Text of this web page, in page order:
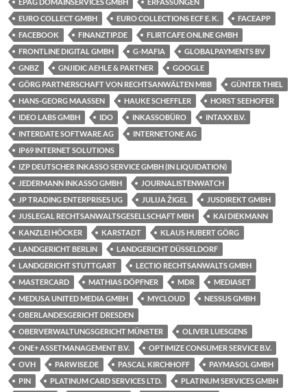
EPAG DOMAINSERVICES GMBH
ERFASSUNGEN
EURO COLLECT GMBH
EURO COLLECTIONS ECF E. K.
FACEAPP
FACEBOOK
FINANZTIP.DE
FLIRTCAFE ONLINE GMBH
FRONTLINE DIGITAL GMBH
G-MAFIA
GLOBALPAYMENTS BV
GNBZ
GNJIDIC AEHLE & PARTNER
GOOGLE
GÖRG PARTNERSCHAFT VON RECHTSANWÄLTEN MBB
GÜNTER THIEL
HANS-GEORG MAASSEN
HAUKE SCHEFFLER
HORST SEEHOFER
IDEO LABS GMBH
IDO INKASSOBÜRO
INTAXX B.V.
INTERDATE SOFTWARE AG
INTERNETONE AG
IP69 INTERNET SOLUTIONS
IZP DEUTSCHER INKASSO SERVICE GMBH (IN LIQUIDATION)
JEDERMANN INKASSO GMBH
JOURNALISTENWATCH
JP TRADING ENTERPRISES UG
JULIJA ŽIGEL
JUSDIREKT GMBH
JUSLEGAL RECHTSANWALTSGESELLSCHAFT MBH
KAI DIEKMANN
KANZLEI HÖCKER
KARSTADT
KLAUS HUBERT GÖRG
LANDGERICHT BERLIN
LANDGERICHT DÜSSELDORF
LANDGERICHT STUTTGART
LECTIO RECHTSANWALTS GMBH
MASTERCARD
MATHIAS DÖPFNER MDR
MEDIASET
MEDUSA UNITED MEDIA GMBH
MYCLOUD
NESSUS GMBH
OBERLANDESGERICHT DRESDEN
OBERVERWALTUNGSGERICHT MÜNSTER
OLIVER LUESGENS
ONE+ ASSETMANAGEMENT B.V.
OPTIMIZE CONSUMER SERVICE B.V.
OVH
PARWISE.DE PASCAL KIRCHHOFF
PAYMASOL GMBH
PIN
PLATINUM CARD SERVICES LTD.
PLATINUM SERVICES GMBH